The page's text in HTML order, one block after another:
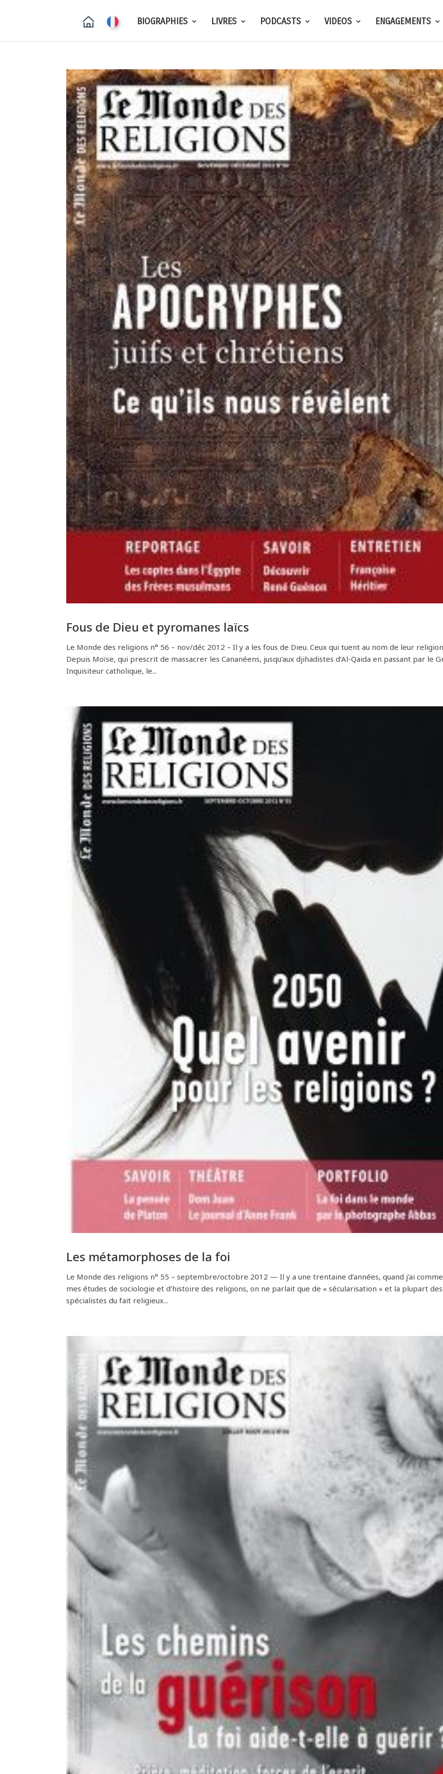
BIOGRAPHIES LIVRES PODCASTS VIDEOS ENGAGEMENTS
Fous de Dieu et pyromanes laïcs
Le Monde des religions n° 56 – nov/déc 2012 – Il y a les fous de Dieu. Ceux qui tuent au nom de leur
Depuis Moïse, qui prescrit de massacrer les Cananéens, jusqu’aux djihadistes d’Al-Qaida en passant par le
Inquisiteur catholique, le...
Les métamorphoses de la foi
Le Monde des religions n° 55 – septembre/octobre 2012 — Il y a une trentaine d’années, quand j’ai
mes études de sociologie et d’histoire des religions, on ne parlait que de « sécularisation » et la plupart des
spécialistes du fait religieux...